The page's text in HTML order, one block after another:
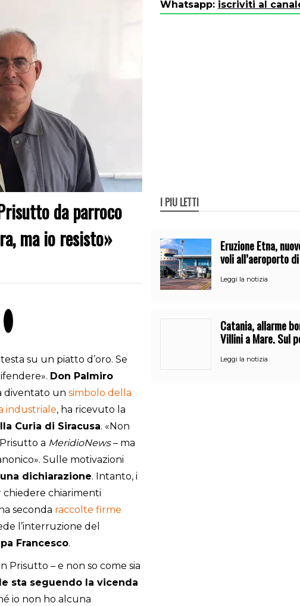
da parroco
ma io resisto»
su un piatto d’oro. Se
Don Palmiro
diventato un simbolo della
industriale, ha ricevuto la
Curia di Siracusa. «Non
a MeridioNews– ma
Sulle motivazioni
dichiarazione. Intanto, i
chiedere chiarimenti
seconda raccolte firme
l’interruzione del
Francesco.
Prisutto – e non so come sia
sta seguendo la vicenda
io non ho alcuna
Whatsapp: iscriviti al
I PIÙ LETTI
Eruzione Etna,
voli all’aeroporto
Leggi la notizia
Catania, allarme
Villini a Mare. Sul
Leggi la notizia